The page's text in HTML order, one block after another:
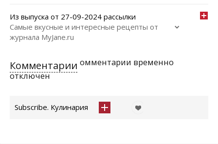
Из выпуска от 27-09-2024 рассылки
Самые вкусные и интересные рецепты от
журнала MyJane.ru
Комментарии омментарии временно
отключен
Subscribe. Кулинария